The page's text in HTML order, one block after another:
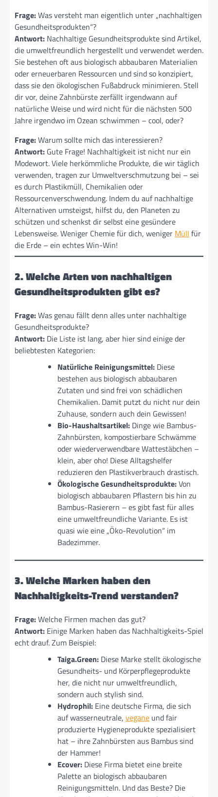
Frage:Was versteht man eigentlich unter „nachhaltigen
Gesundheitsprodukten“?
Antwort: Nachhaltige Gesundheitsprodukte sind Artikel,
die umweltfreundlich hergestellt und verwendet werden.
Sie bestehen oft aus biologisch abbaubaren Materialien
oder erneuerbaren Ressourcen und sind so konzipiert,
dass sie den ökologischen Fußabdruck minimieren. Stell
dir vor, deine Zahnbürste zerfällt irgendwann auf
natürliche Weise und wird nicht für die nächsten 500
Jahre irgendwo im Ozean schwimmen – cool, oder?
Frage:Warum sollte mich das interessieren?
Antwort: Gute Frage! Nachhaltigkeit ist nicht nur ein
Modewort. Viele herkömmliche Produkte, die wir täglich
verwenden, tragen zur Umweltverschmutzung bei – sei
es durch Plastikmüll, Chemikalien oder
Ressourcenverschwendung. Indem du auf nachhaltige
Alternativen umsteigst, hilfst du, den Planeten zu
schützen und schenkst dir selbst eine gesündere
Lebensweise. Weniger Chemie für dich, weniger Müll für
die Erde – ein echtes Win-Win!
2. Welche Arten von nachhaltigen
Gesundheitsprodukten gibt es?
Frage:Was genau fällt denn alles unter nachhaltige
Gesundheitsprodukte?
Antwort: Die Liste ist lang, aber hier sind einige der
beliebtesten Kategorien:
Natürliche Reinigungsmittel: Diese
bestehen aus biologisch abbaubaren
Zutaten und sind frei von schädlichen
Chemikalien. Damit putzt du nicht nur dein
Zuhause, sondern auch dein Gewissen!
Bio-Haushaltsartikel: Dinge wie Bambus-
Zahnbürsten, kompostierbare Schwämme
oder wiederverwendbare Wattestäbchen –
klein, aber oho! Diese Alltagshelfer
reduzieren den Plastikverbrauch drastisch.
Ökologische Gesundheitsprodukte:Von
biologisch abbaubaren Pflastern bis hin zu
Bambus-Rasierern – es gibt fast für alles
eine umweltfreundliche Variante. Es ist
quasi wie eine „Öko-Revolution“ im
Badezimmer.
3. Welche Marken haben den
Nachhaltigkeits-Trend verstanden?
Frage:Welche Firmen machen das gut?
Antwort: Einige Marken haben das Nachhaltigkeits-Spiel
echt drauf. Zum Beispiel:
Taiga.Green: Diese Marke stellt ökologische
Gesundheits- und Körperpflegeprodukte
her, die nicht nur umweltfreundlich,
sondern auch stylish sind.
Hydrophil: Eine deutsche Firma, die sich
auf wasserneutrale, vegane und fair
produzierte Hygieneprodukte spezialisiert
hat – ihre Zahnbürsten aus Bambus sind
der Hammer!
Ecover: Diese Firma bietet eine breite
Palette an biologisch abbaubaren
Reinigungsmitteln. Und das Beste? Die